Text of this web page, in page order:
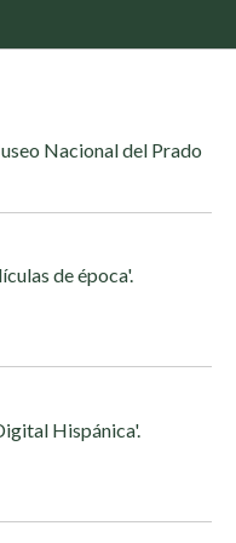
Nacional del Prado
de época'.
Hispánica'.